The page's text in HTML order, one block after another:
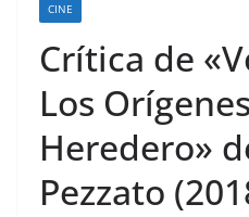
CINE
Crítica de
Los
Heredero»
Pezzato